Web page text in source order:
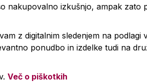
nakupovalno izkušnjo, ampak zato
z digitalnim sledenjem na podlagi
ponudbo in izdelke tudi na
Več o piškotkih